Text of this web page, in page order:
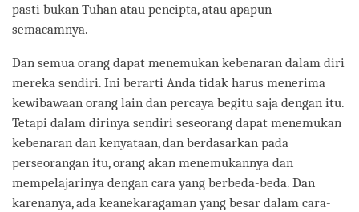
pasti bukan Tuhan atau pencipta, atau apapun
semacamnya.
Dan semua orang dapat menemukan kebenaran dalam diri
mereka sendiri. Ini berarti Anda tidak harus menerima
kewibawaan orang lain dan percaya begitu saja dengan itu.
Tetapi dalam dirinya sendiri seseorang dapat menemukan
kebenaran dan kenyataan, dan berdasarkan pada
perseorangan itu, orang akan menemukannya dan
mempelajarinya dengan cara yang berbeda-beda. Dan
karenanya, ada keanekaragaman yang besar dalam cara-